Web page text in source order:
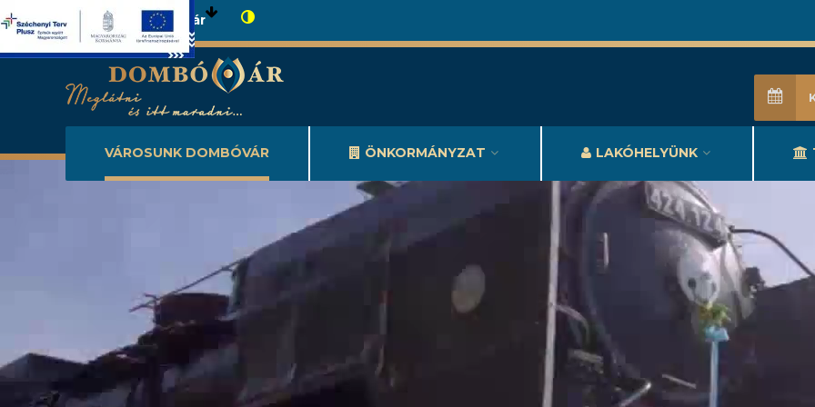
Városunk Dombóvár
VÁROSUNK DOMBÓVÁR ÖNKORMÁNYZAT LAKÓHELYÜNK